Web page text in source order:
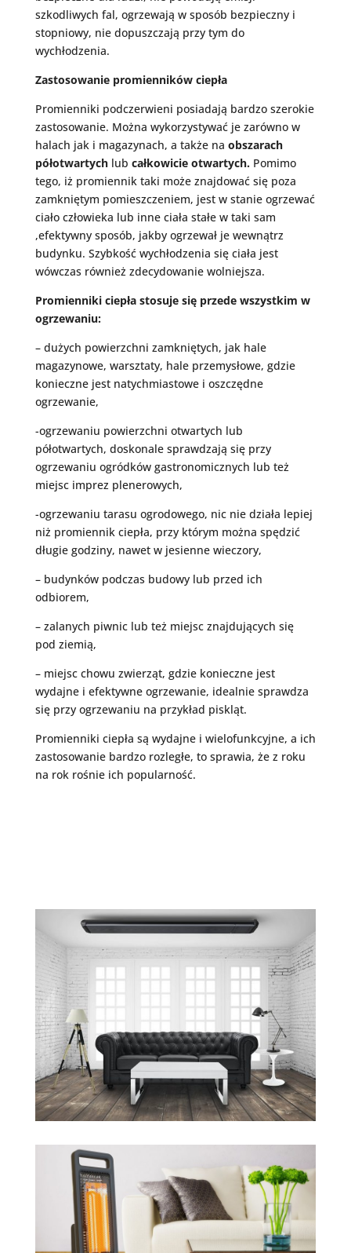
szkodliwych fal, ogrzewają w sposób bezpieczny i
stopniowy, nie dopuszczają przy tym do
wychłodzenia.
Zastosowanie promienników ciepła
Promienniki podczerwieni posiadają bardzo szerokie
zastosowanie. Można wykorzystywać je zarówno w
halach jak i magazynach, a także na obszarach
półotwartychlub całkowicie otwartych. Pomimo
tego, iż promiennik taki może znajdować się poza
zamkniętym pomieszczeniem, jest w stanie ogrzewać
ciało człowieka lub inne ciała stałe w taki sam
,efektywny sposób, jakby ogrzewał je wewnątrz
budynku. Szybkość wychłodzenia się ciała jest
wówczas również zdecydowanie wolniejsza.
Promienniki ciepła stosuje się przede wszystkim w
ogrzewaniu:
– dużych powierzchni zamkniętych, jak hale
magazynowe, warsztaty, hale przemysłowe, gdzie
konieczne jest natychmiastowe i oszczędne
ogrzewanie,
-ogrzewaniu powierzchni otwartych lub
półotwartych, doskonale sprawdzają się przy
ogrzewaniu ogródków gastronomicznych lub też
miejsc imprez plenerowych,
-ogrzewaniu tarasu ogrodowego, nic nie działa lepiej
niż promiennik ciepła, przy którym można spędzić
długie godziny, nawet w jesienne wieczory,
– budynków podczas budowy lub przed ich
odbiorem,
– zalanych piwnic lub też miejsc znajdujących się
pod ziemią,
– miejsc chowu zwierząt, gdzie konieczne jest
wydajne i efektywne ogrzewanie, idealnie sprawdza
się przy ogrzewaniu na przykład piskląt.
Promienniki ciepła są wydajne i wielofunkcyjne, a ich
zastosowanie bardzo rozległe, to sprawia, że z roku
na rok rośnie ich popularność.